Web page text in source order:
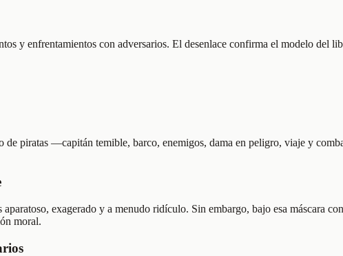
y enfrentamientos con adversarios. El desenlace confirma el modelo del
de piratas —capitán temible, barco, enemigos, dama en peligro, viaje y
exagerado y a menudo ridículo. Sin embargo, bajo esa máscara
moral.